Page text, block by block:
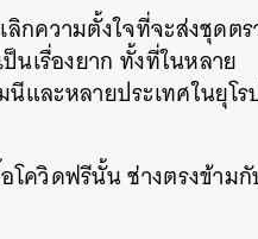
กความตั้งใจที่จะส่งชุดต
นเรื่องยาก ทั้งที่ในหลาย
นีและหลายประเทศในยุโร
โควิดฟรีนั้น ช่างตรงข้าม